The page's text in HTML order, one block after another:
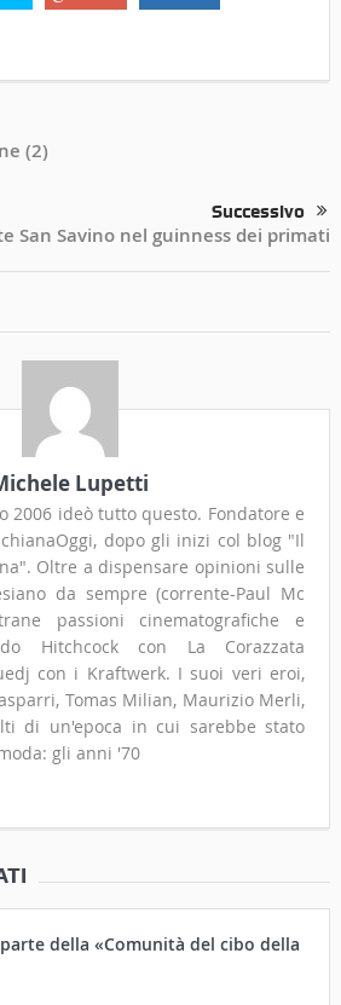
(2)
Successivo
San Savino nel guinness dei primati
Lupetti
2006 ideò tutto questo. Fondatore e
dopo gli inizi col blog "Il
Oltre a dispensare opinioni sulle
da sempre (corrente-Paul Mc
passioni cinematografiche e
Hitchcock con La Corazzata
con i Kraftwerk. I suoi veri eroi,
Tomas Milian, Maurizio Merli,
di un'epoca in cui sarebbe stato
gli anni '70
della «Comunità del cibo della